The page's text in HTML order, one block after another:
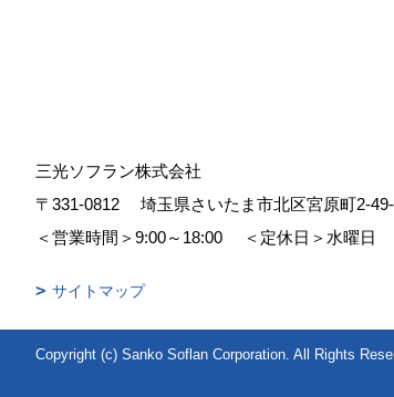
三光ソフラン株式会社
〒331-0812
埼玉県さいたま市北区宮原町2-
＜営業時間＞9:00～18:00
＜定休日＞水曜日
サイトマップ
Copyright (c) Sanko Soflan Corporation. All Rights